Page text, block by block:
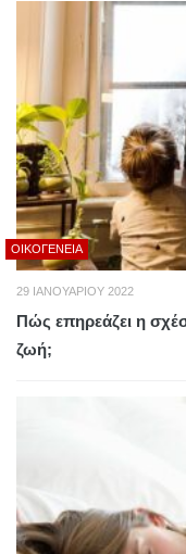
ΟΙΚΟΓΈΝΕΙΑ
29 ΙΑΝΟΥΑΡΊΟΥ 2022
Πώς επηρεάζει η
ζωή;